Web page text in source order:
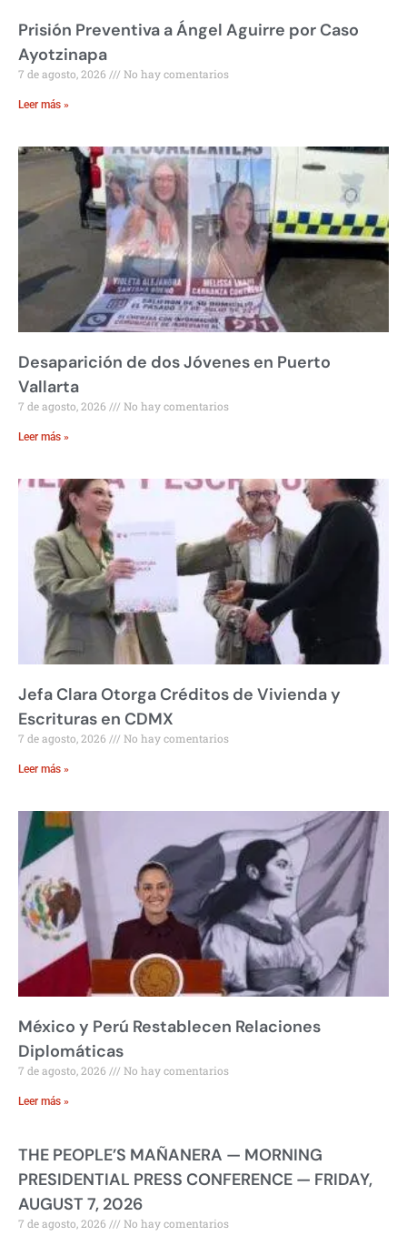
Prisión Preventiva a Ángel Aguirre por Caso
Ayotzinapa
7 de agosto, 2026 No hay comentarios
Leer más »
Desaparición de dos Jóvenes en Puerto
Vallarta
7 de agosto, 2026 No hay comentarios
Leer más »
Jefa Clara Otorga Créditos de Vivienda y
Escrituras en CDMX
7 de agosto, 2026 No hay comentarios
Leer más »
México y Perú Restablecen Relaciones
Diplomáticas
7 de agosto, 2026 No hay comentarios
Leer más »
THE PEOPLE’S MAÑANERA — MORNING
PRESIDENTIAL PRESS CONFERENCE — FRIDAY,
AUGUST 7, 2026
7 de agosto, 2026 No hay comentarios